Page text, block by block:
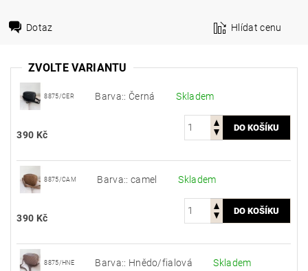
Dotaz Hlídat cenu
ZVOLTE VARIANTU
8875/CER Barva:: Černá Skladem
390 Kč
8875/CAM Barva:: camel Skladem
390 Kč
8875/HNE Barva:: Hnědo/fialová Skladem